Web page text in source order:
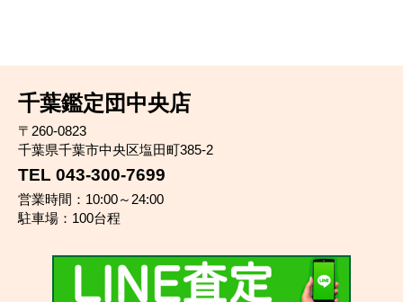
千葉鑑定団中央店
〒260-0823
千葉県千葉市中央区塩田町385-2
TEL 043-300-7699
営業時間：10:00～24:00
駐車場：100台程